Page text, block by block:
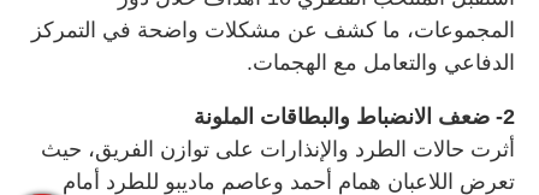
المجموعات، ما كشف عن مشكلات واضحة في التمركز
الدفاعي والتعامل مع الهجمات.
2- ضعف الانضباط والبطاقات الملونة
أثرت حالات الطرد والإنذارات على توازن الفريق، حيث
تعرض اللاعبان همام أحمد وعاصم ماديبو للطرد أمام